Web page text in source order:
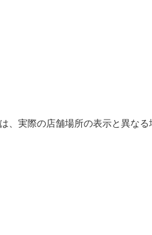
、実際の店舗場所の表示と異なる